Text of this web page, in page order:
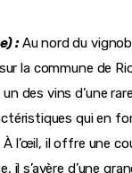
:Au nord du
la commune de
des vins d’une
qui en
À l’œil, il offre une
il s’avère d’une